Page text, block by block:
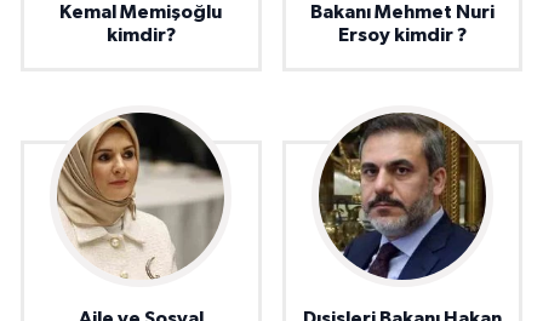
Kemal Memişoğlu
kimdir?
Bakanı Mehmet Nuri
Ersoy kimdir ?